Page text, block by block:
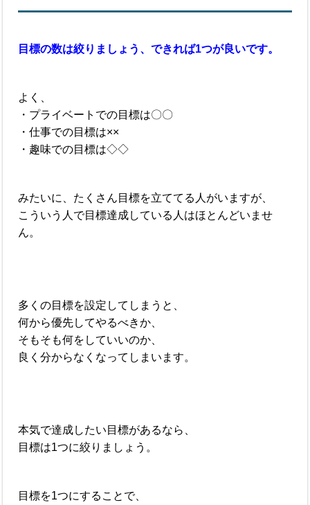
目標の数は絞りましょう、できれば1つが良いです。
よく、
・プライベートでの目標は〇〇
・仕事での目標は××
・趣味での目標は◇◇
みたいに、たくさん目標を立ててる人がいますが、
こういう人で目標達成している人はほとんどいませ
ん。
多くの目標を設定してしまうと、
何から優先してやるべきか、
そもそも何をしていいのか、
良く分からなくなってしまいます。
本気で達成したい目標があるなら、
目標は1つに絞りましょう。
目標を1つにすることで、